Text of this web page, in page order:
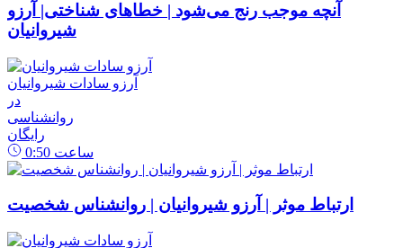
آنچه موجب رنج می‌شود | خطاهای شناختی| آرزو
شیروانیان
آرزو سادات شیروانیان
در
روانشناسی
رایگان
0:50 ساعت
ارتباط موثر | آرزو شیروانیان | روانشناس شخصیت